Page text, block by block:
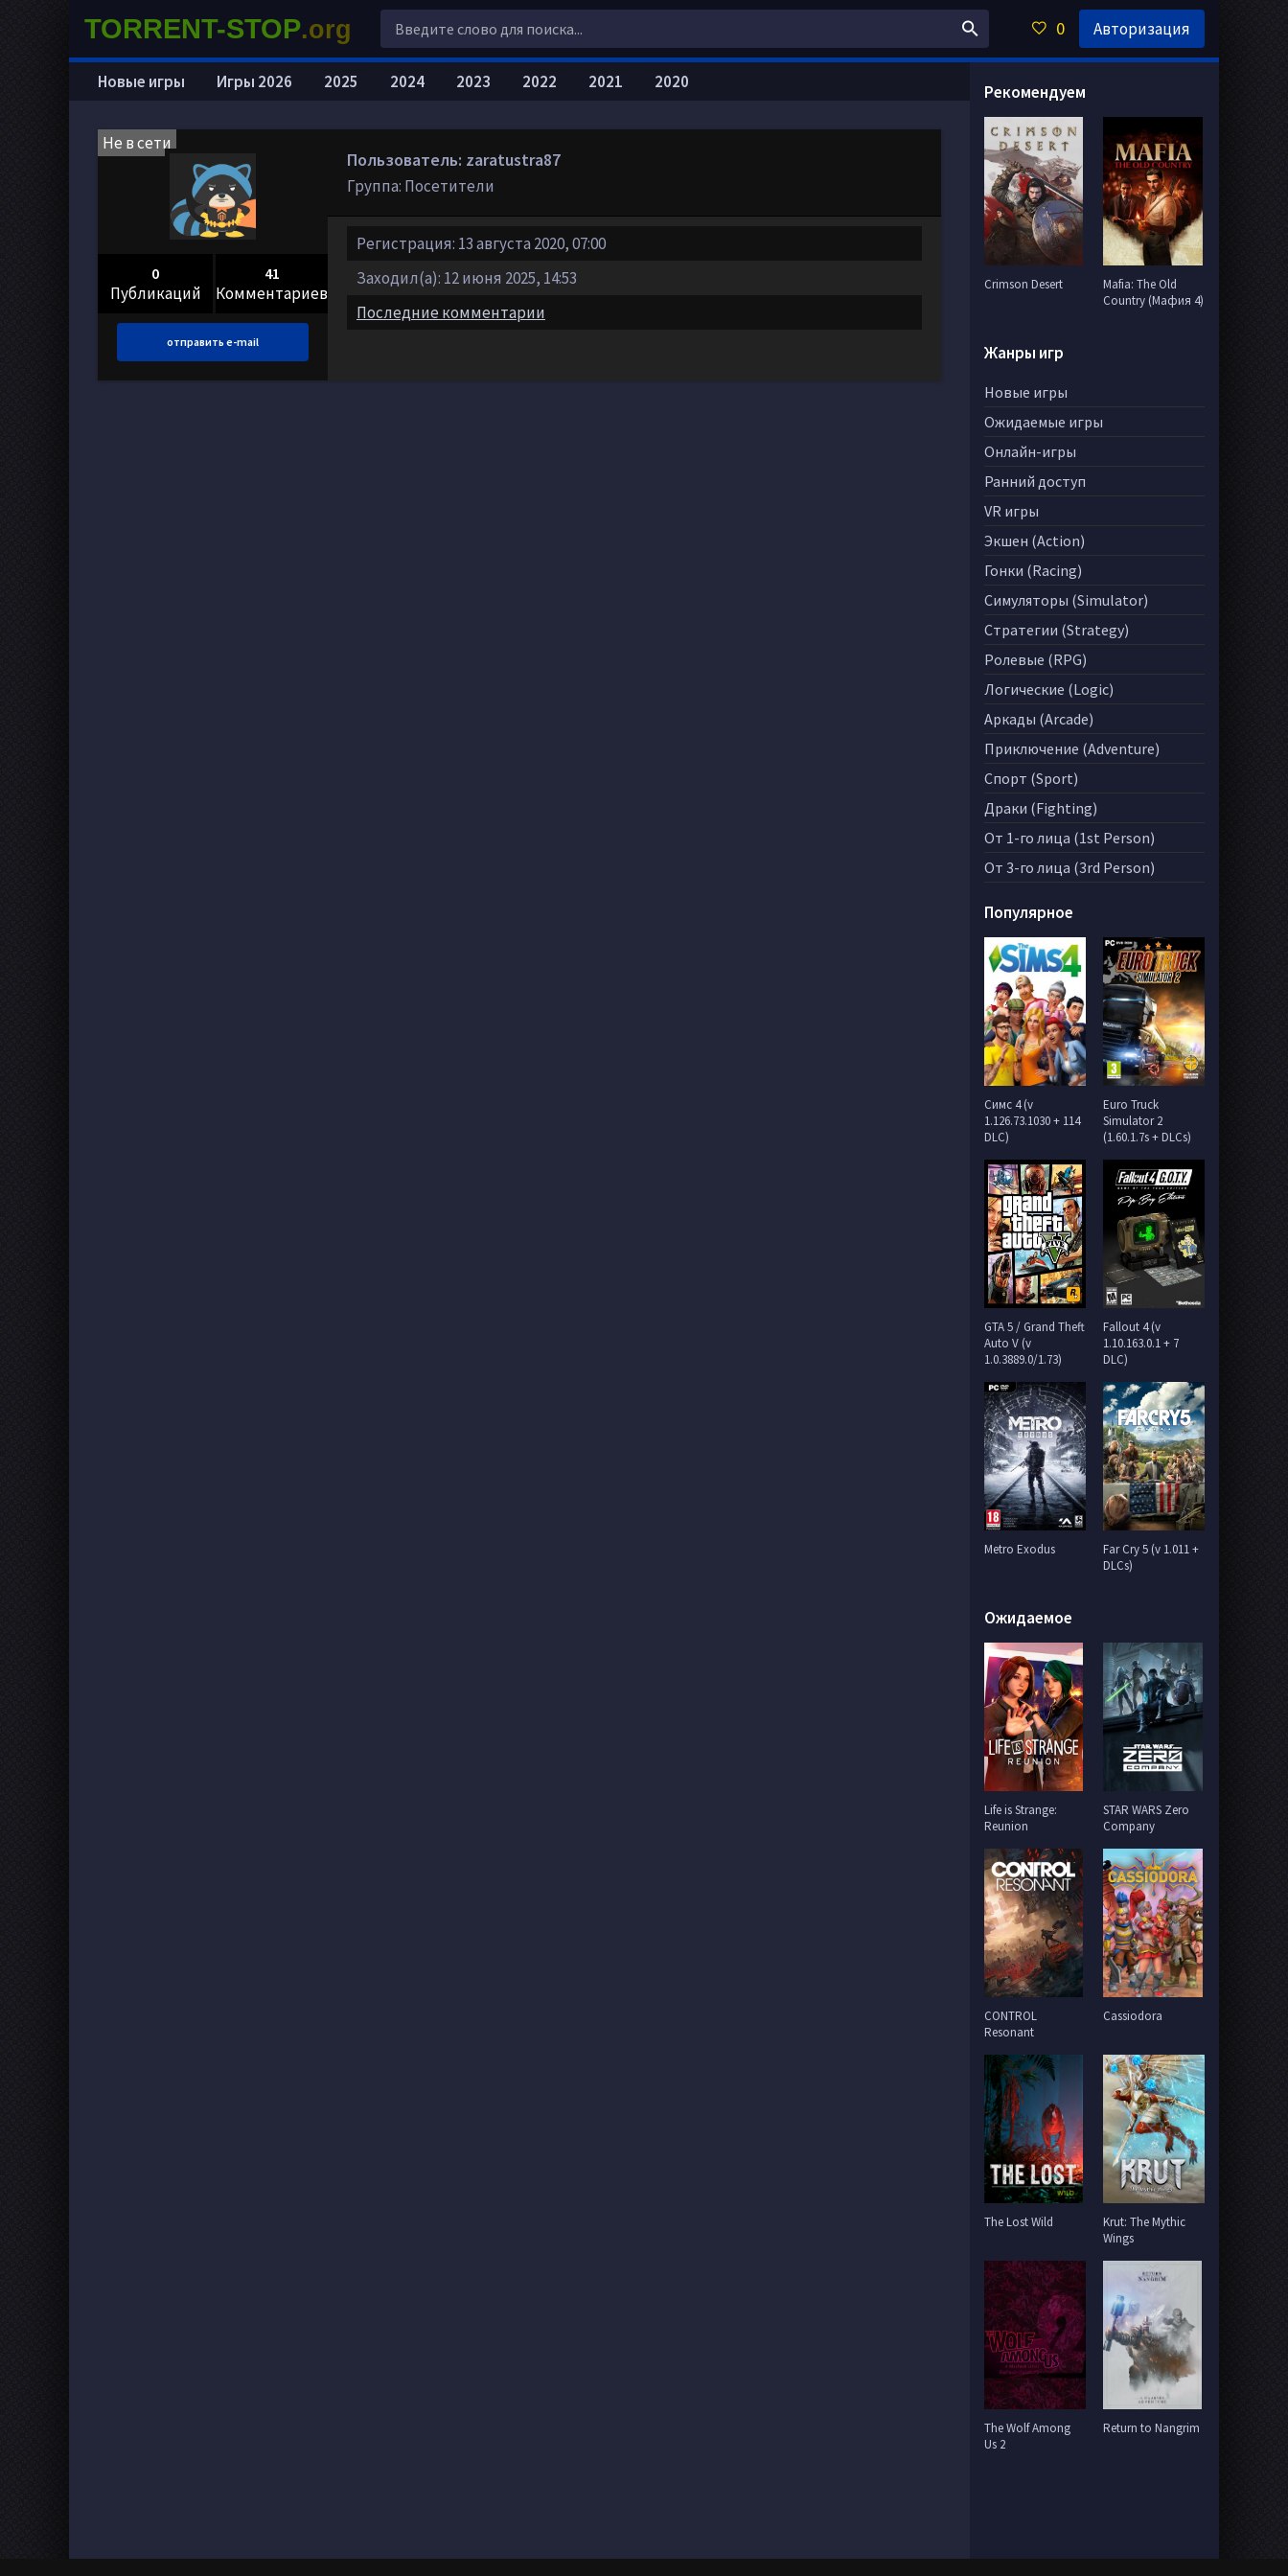
Не в сети
0
Публикаций
41
Комментариев
отправить e-mail
Пользователь: zaratustra87
Группа: Посетители
Регистрация: 13 августа 2020, 07:00
Заходил(а): 12 июня 2025, 14:53
Последние комментарии
Новые игры Игры 2026 2025 2024 2023 2022 2021 2020 Рекомендуем
Crimson Desert
Mafia: The Old
Country (Мафия 4)
Жанры игр
Новые игры
Ожидаемые игры
Онлайн-игры
Ранний доступ
VR игры
Экшен (Action)
Гонки (Racing)
Симуляторы (Simulator)
Стратегии (Strategy)
Ролевые (RPG)
Логические (Logic)
Аркады (Arcade)
Приключение (Adventure)
Спорт (Sport)
Драки (Fighting)
От 1-го лица (1st Person)
От 3-го лица (3rd Person)
Популярное
Симс 4 (v
1.126.73.1030 + 114
DLC)
Euro Truck
Simulator 2
(1.60.1.7s + DLCs)
GTA 5 / Grand Theft
Auto V (v
1.0.3889.0/1.73)
Fallout 4 (v
1.10.163.0.1 + 7
DLC)
Metro Exodus
Far Cry 5 (v 1.011 +
DLCs)
Ожидаемое
Life is Strange:
Reunion
STAR WARS Zero
Company
CONTROL
Resonant
Cassiodora
The Lost Wild
Krut: The Mythic
Wings
The Wolf Among
Us 2
Return to Nangrim
TORRENT-STOP.org 0 Авторизация